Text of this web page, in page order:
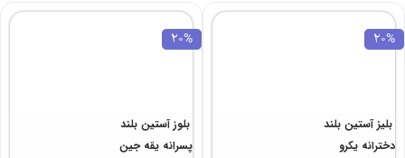
20%
بلیز آستین بلند
دخترانه یکرو
20%
بلوز آستین بلند
پسرانه یقه جین